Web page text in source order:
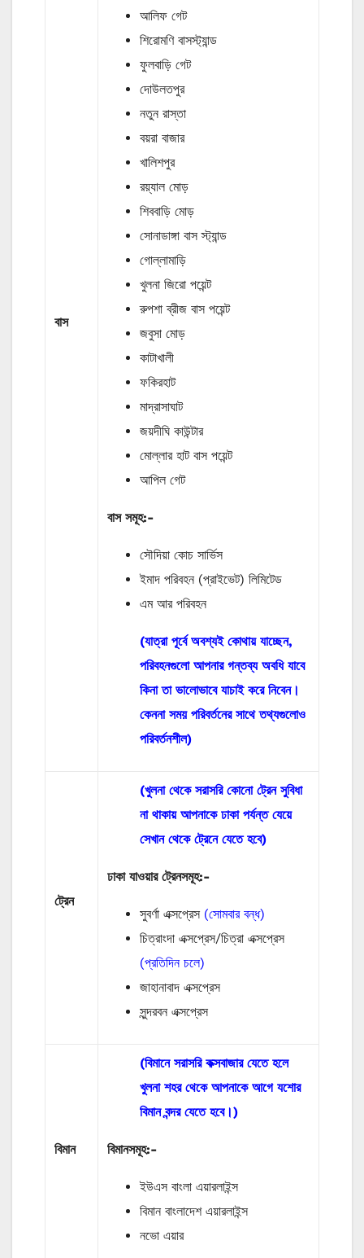
বাস
আলিফ গেট
শিরোমণি বাসস্ট্যান্ড
ফুলবাড়ি গেট
দোউলতপুর
নতুন রাস্তা
বয়রা বাজার
খালিশপুর
রয়্যাল মোড়
শিববাড়ি মোড়
সোনাডাঙ্গা বাস স্ট্যান্ড
গোল্লামাড়ি
খুলনা জিরো পয়েন্ট
রুপশা ব্রীজ বাস পয়েন্ট
জবুসা মোড়
কাটাখালী
ফকিরহাট
মাদ্রাসাঘাট
জয়দীঘি কাউন্টার
মোল্লার হাট বাস পয়েন্ট
আপিল গেট
বাস সমূহ:-
সৌদিয়া কোচ সার্ভিস
ইমাদ পরিবহন (প্রাইভেট) লিমিটেড
এম আর পরিবহন
(যাত্রা পূর্বে অবশ্যই কোথায় যাচ্ছেন,
পরিবহনগুলো আপনার গন্তব্য অবধি যাবে
কিনা তা ভালোভাবে যাচাই করে নিবেন।
কেননা সময় পরিবর্তনের সাথে তথ্যগুলোও
পরিবর্তনশীল)
ট্রেন
(খুলনা থেকে সরাসরি কোনো ট্রেন সুবিধা
না থাকায় আপনাকে ঢাকা পর্যন্ত যেয়ে
সেখান থেকে ট্রেনে যেতে হবে)
ঢাকা যাওয়ার ট্রেনসমূহ:-
সুবর্ণা এক্সপ্রেস (সোমবার বন্ধ)
চিত্রাংদা এক্সপ্রেস/চিত্রা এক্সপ্রেস
(প্রতিদিন চলে)
জাহানাবাদ এক্সপ্রেস
সুন্দরবন এক্সপ্রেস
বিমান
(বিমানে সরাসরি কক্সবাজার যেতে হলে
খুলনা শহর থেকে আপনাকে আগে যশোর
বিমান বন্দর যেতে হবে।)
বিমানসমূহ:-
ইউএস বাংলা এয়ারলাইন্স
বিমান বাংলাদেশ এয়ারলাইন্স
নভো এয়ার